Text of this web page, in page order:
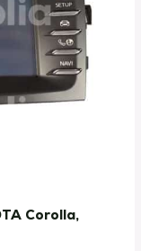
Corolla,